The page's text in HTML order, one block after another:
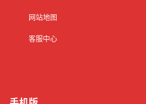
网站地图
客服中心